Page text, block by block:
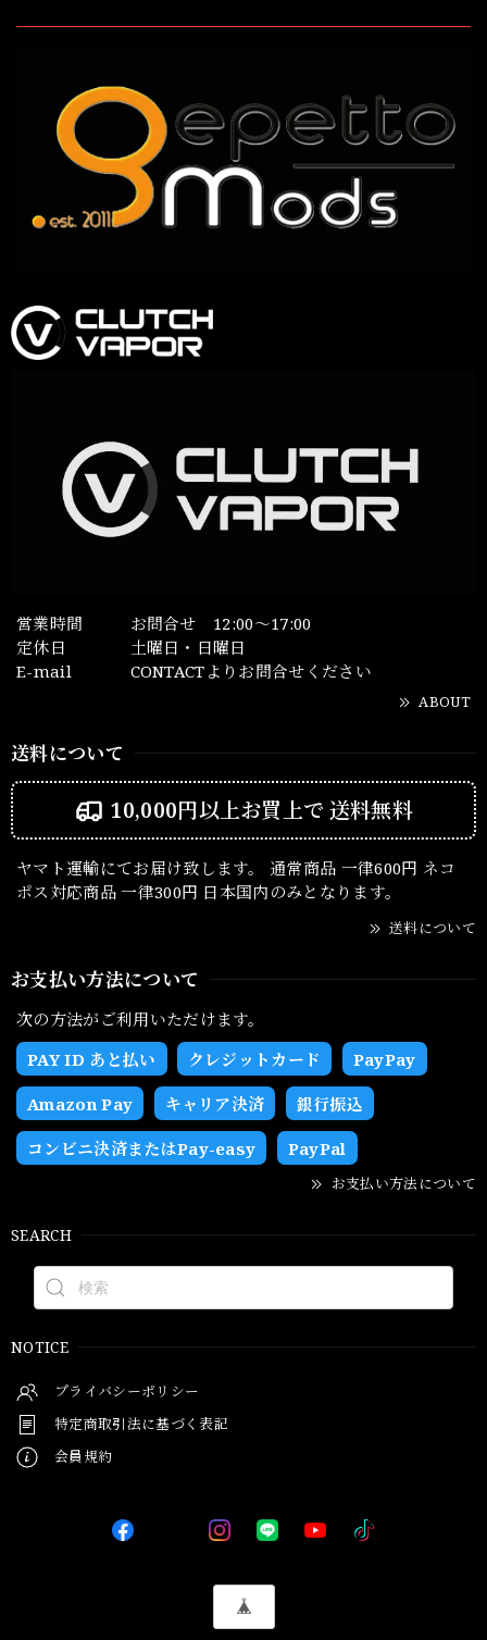
営業時間
お問合せ 12:00～17:00
定休日
土曜日・日曜日
E-mail
CONTACTよりお問合せください
ABOUT
送料について
10,000円以上お買上で送料無料
ヤマト運輸にてお届け致します。 通常商品 一律600円 ネコ
ポス対応商品 一律300円 日本国内のみとなります。
送料について
お支払い方法について
次の方法がご利用いただけます。
PAY ID あと払い
クレジットカード PayPay
Amazon Pay キャリア決済 銀行振込
コンビニ決済またはPay-easy PayPal
お支払い方法について
SEARCH
NOTICE
プライバシーポリシー
特定商取引法に基づく表記
会員規約